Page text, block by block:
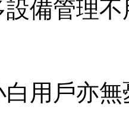
備管理不
用戶亦無